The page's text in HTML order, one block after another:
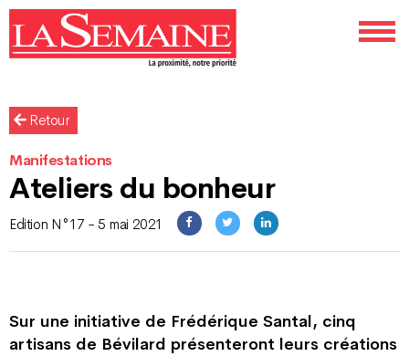
Retour
Manifestations
Ateliers du bonheur
Edition N°17 - 5 mai 2021
Sur une initiative de Frédérique Santal, cinq
artisans de Bévilard présenteront leurs créations